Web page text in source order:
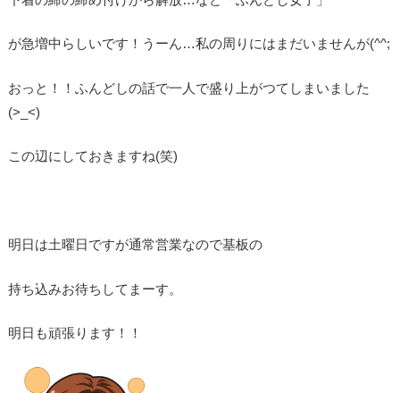
が急増中らしいです！うーん…私の周りにはまだいませんが(^^;
おっと！！ふんどしの話で一人で盛り上がつてしまいました
(>_<)
この辺にしておきますね(笑)
明日は土曜日ですが通常営業なので基板の
持ち込みお待ちしてまーす。
明日も頑張ります！！